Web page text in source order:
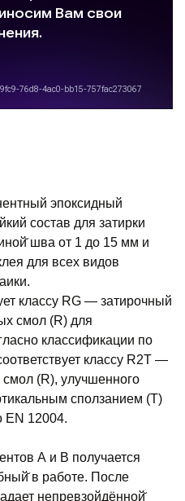
эпоксидный
состав для затирки
шва от 1 до 15 мм и
для всех видов
классу RG — затирочный
смол (R) для
классификации по
классу R2T —
(R), улучшенного
сползанием (T)
EN 12004.
А и В получается
в работе. После
непревзойдённой̆